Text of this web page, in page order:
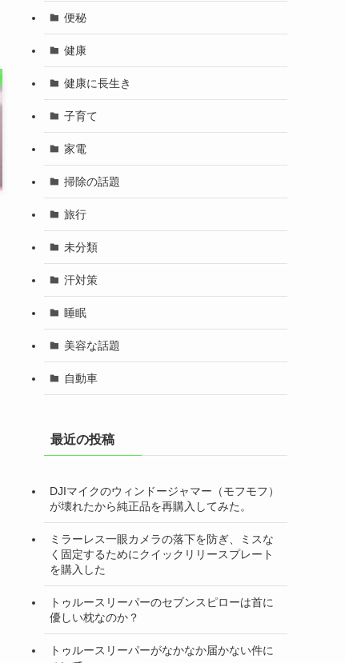
便秘
健康
健康に長生き
子育て
家電
掃除の話題
旅行
未分類
汗対策
睡眠
美容な話題
自動車
最近の投稿
DJIマイクのウィンドージャマー（モフモフ）
が壊れたから純正品を再購入してみた。
ミラーレス一眼カメラの落下を防ぎ、ミスな
く固定するためにクイックリリースプレート
を購入した
トゥルースリーパーのセブンスピローは首に
優しい枕なのか？
トゥルースリーパーがなかなか届かない件に